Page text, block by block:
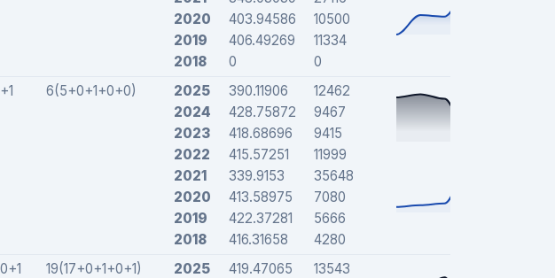
2020
2019
2018
403.94586
406.49269
0
10500
11334
0
6(5+0+1+0+0)
2025
2024
2023
2022
2021
2020
2019
2018
390.11906
428.75872
418.68696
415.57251
339.9153
413.58975
422.37281
416.31658
12462
9467
9415
11999
35648
7080
5666
4280
19(17+0+1+0+1)
2025
419.47065
13543